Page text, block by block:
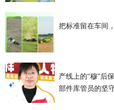
把标准留在车间
产线上的“穆”后保障 |
部件库管员的坚